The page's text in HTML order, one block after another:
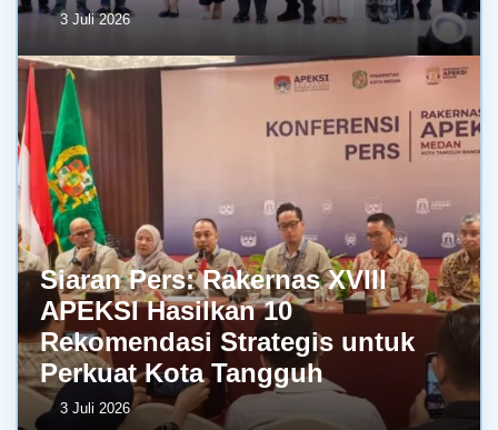
3 Juli 2026
Siaran Pers: Rakernas XVIII
APEKSI Hasilkan 10
Rekomendasi Strategis untuk
Perkuat Kota Tangguh
3 Juli 2026